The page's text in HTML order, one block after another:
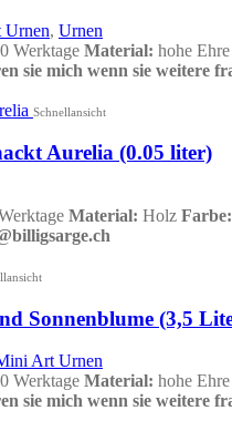
, Urnen
Werktage Material: hohe
sie mich wenn sie weitere
Schnellansicht
Aurelia (0.05 liter)
Material: Holz Farbe:
Sonnenblume (3,5
Art Urnen
Werktage Material: hohe
sie mich wenn sie weitere